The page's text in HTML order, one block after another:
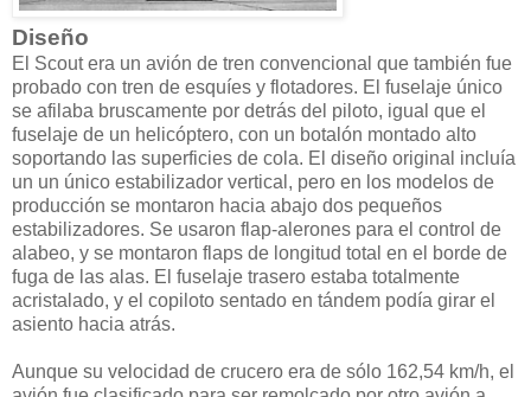
Diseño
El Scout era un avión de tren convencional que también fue
probado con tren de esquíes y flotadores. El fuselaje único
se afilaba bruscamente por detrás del piloto, igual que el
fuselaje de un helicóptero, con un botalón montado alto
soportando las superficies de cola. El diseño original incluía
un un único estabilizador vertical, pero en los modelos de
producción se montaron hacia abajo dos pequeños
estabilizadores. Se usaron flap-alerones para el control de
alabeo, y se montaron flaps de longitud total en el borde de
fuga de las alas. El fuselaje trasero estaba totalmente
acristalado, y el copiloto sentado en tándem podía girar el
asiento hacia atrás.
Aunque su velocidad de crucero era de sólo 162,54 km/h, el